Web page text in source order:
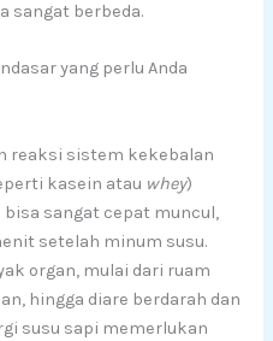
sangat berbeda.
yang perlu Anda
reaksi sistem kekebalan
kasein atau whey)
bisa sangat cepat muncul,
setelah minum susu.
organ, mulai dari ruam
hingga diare berdarah dan
susu sapi memerlukan